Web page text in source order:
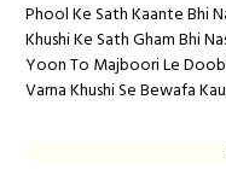
Phool Ke Sath Kaante Bhi
Khushi Ke Sath Gham Bhi
Yoon To Majboori Le
Varna Khushi Se Bewafa